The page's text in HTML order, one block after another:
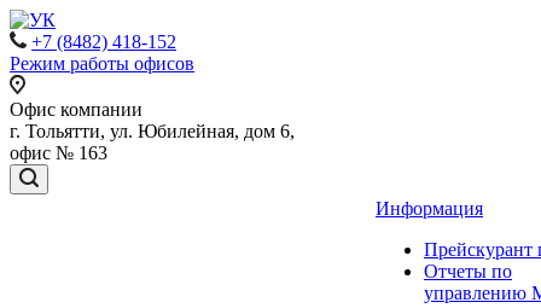
+7 (8482) 418-152
Режим работы офисов
Офис компании
г. Тольятти, ул. Юбилейная, дом 6,
офис № 163
Информация
Прейскурант
Отчеты по
управлению